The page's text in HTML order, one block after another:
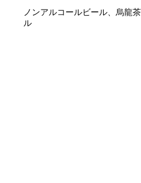
ノンアルコールビール、烏龍
ル